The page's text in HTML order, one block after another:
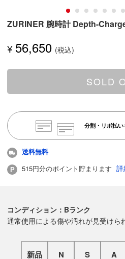
ZURINER 腕時計 Depth-
¥ 56,650
SOLD
分割・リボ払い
送料無料
515円分のポイント貯まります 詳
コンディション：Bランク
通常使用による傷や汚れが見受けら
新品 N S A